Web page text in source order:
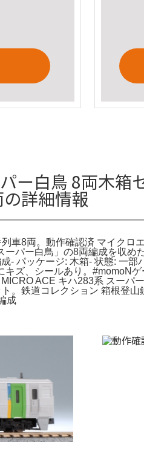
ー白鳥 8両木
詳細情報
車8両。動作確認済 マイク
パー白鳥」の8両編成を収
- パッケージ: 木箱- 状態: 一
ズ、シールあり。#momoN
ACE キハ283系 スー
鉄道コレクション 箱根登
成